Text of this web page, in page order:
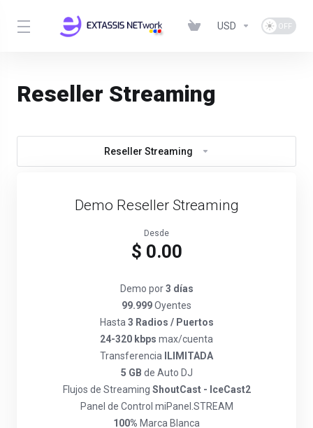
USD
Reseller Streaming
Reseller Streaming
Demo Reseller Streaming
Desde
$ 0.00
Demo por3 días
99.999Oyentes
Hasta 3 Radios / Puertos
24-320 kbps max/cuenta
Transferencia
ILIMITADA
5 GB de Auto DJ
Flujos de Streaming ShoutCast - IceCast2
Panel de Control miPanel.STREAM
100% Marca Blanca